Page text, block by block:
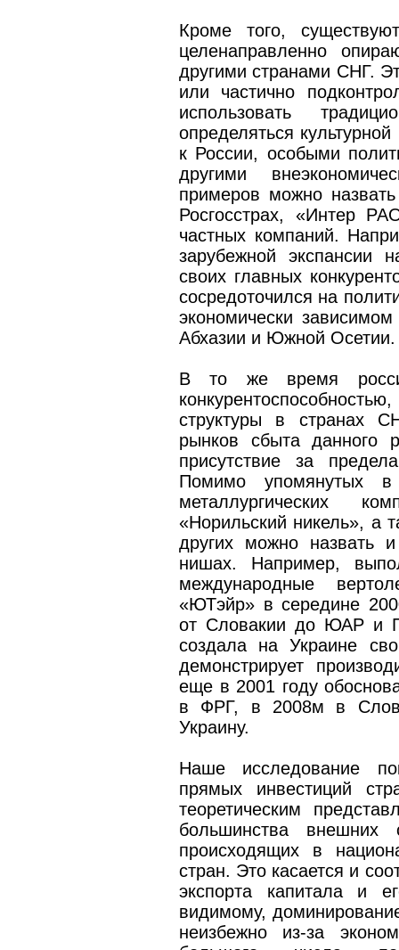
Кроме того,
целенаправленно
другими странами СНГ.
или частично
использовать
определяться
к России, особыми
другими
примеров можно
Росгосстрах, «Интер
частных компаний.
зарубежной экспансии
своих главных
сосредоточился на
экономически
Абхазии и Южной Осетии.
В то же время
структуры в странах
рынков сбыта данного
присутствие за
Помимо упомянутых
металлургических
«Норильский никель»,
других можно назвать
нишах. Например,
международные
«ЮТэйр» в середине
от Словакии до ЮАР и
создала на Украине
демонстрирует
еще в 2001 году
в ФРГ, в 2008­м в
Украину.
Наше исследование
прямых инвестиций
теоретическим
большинства внешних
происходящих в
стран. Это касается и
экспорта капитала и
видимому,
неизбежно из-за